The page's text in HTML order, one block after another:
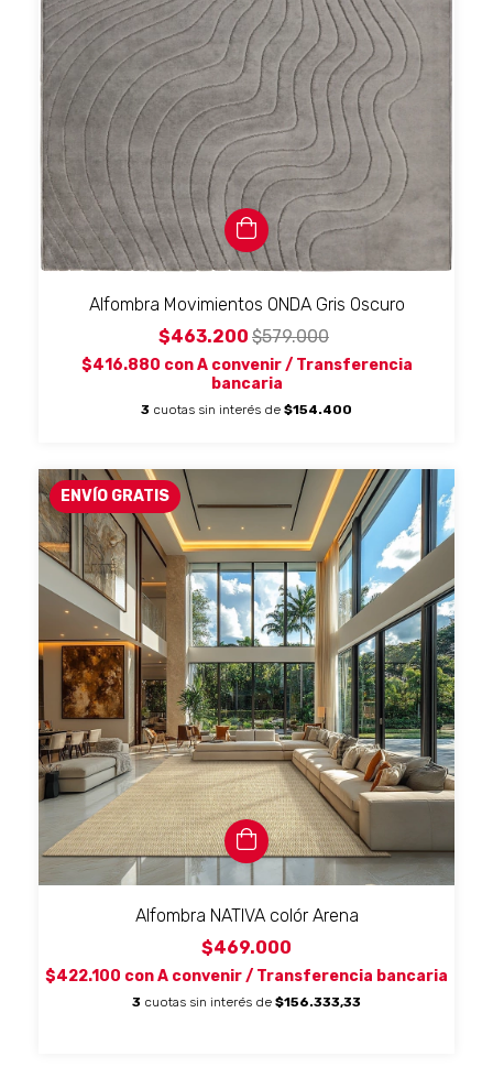
Alfombra Movimientos ONDA Gris Oscuro
$463.200 $579.000
$416.880 con A convenir / Transferencia
bancaria
3 cuotas sin interés de $154.400
ENVÍO GRATIS
Alfombra NATIVA colór Arena
$469.000
$422.100 conA convenir / Transferencia bancaria
3 cuotas sin interés de $156.333,33